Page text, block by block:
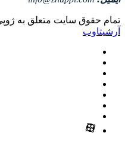
تمام حقوق سایت متعلق به
آرشیتاوب